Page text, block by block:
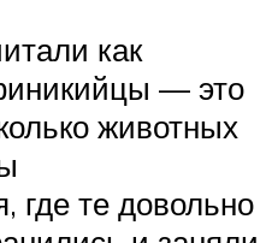
как
— это
животных
где те довольно